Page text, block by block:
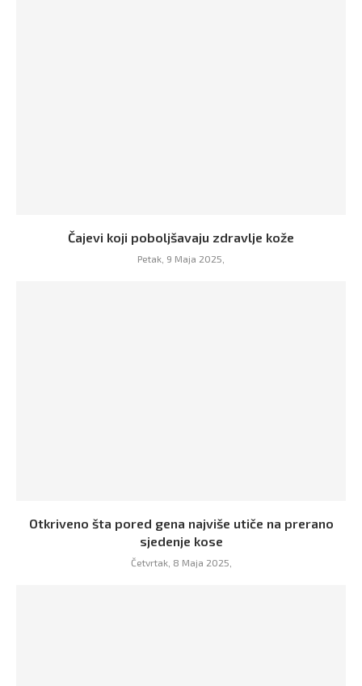
Čajevi koji poboljšavaju zdravlje kože
Petak, 9 Maja 2025,
Otkriveno šta pored gena najviše utiče na prerano
sjedenje kose
Četvrtak, 8 Maja 2025,